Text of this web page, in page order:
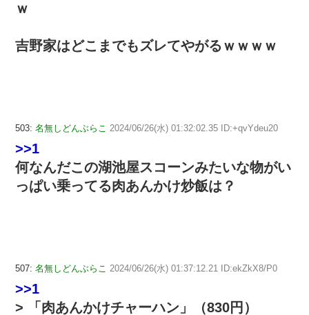
ｗ
吉野家はどこまでもズレてやがるｗｗｗｗ
503: 名無しどんぶらこ 2024/06/26(水) 01:32:02.35 ID:+qvYdeu20
>>1
何なんだこの湖池屋スコーンみたいな物がい
っぱい乗ってる肉あんかけ炒飯は？
507: 名無しどんぶらこ 2024/06/26(水) 01:37:12.21 ID:ekZkX8/P0
>>1
> 「肉あんかけチャーハン」（830円）